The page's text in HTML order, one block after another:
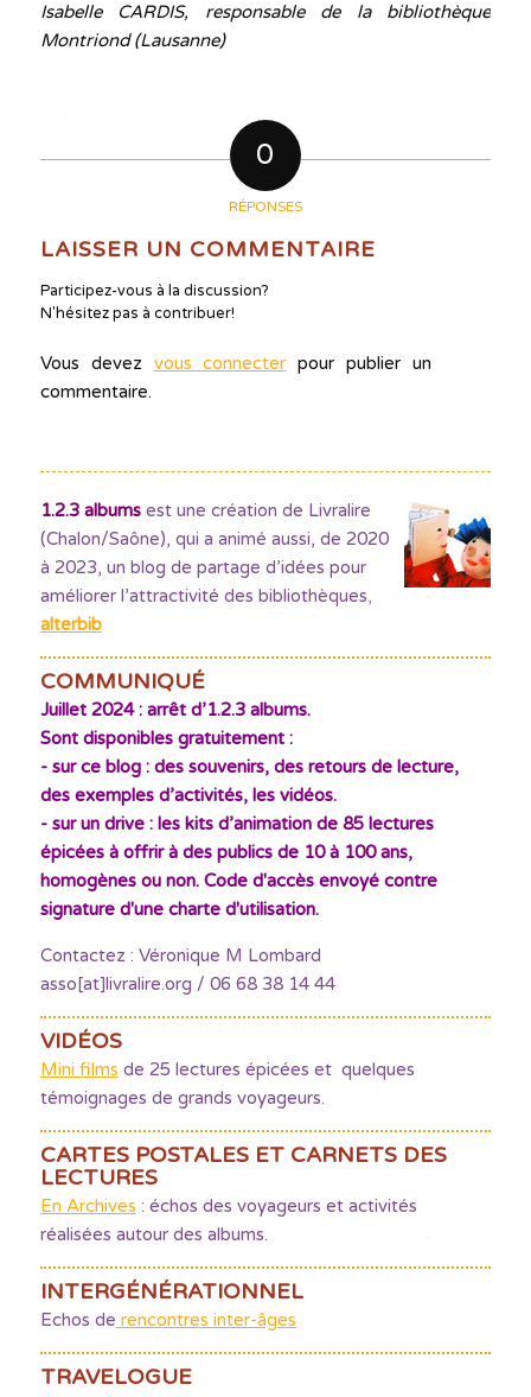
Isabelle CARDIS, responsable de la bibliothèque
Montriond (Lausanne)
0
RÉPONSES
LAISSER UN COMMENTAIRE
Participez-vous à la discussion?
N'hésitez pas à contribuer!
Vous devez vous connecter pour publier un
commentaire.
1.2.3 albumsest une création de Livralire
(Chalon/Saône), qui a animé aussi, de 2020
à 2023, un blog de partage d’idées pour
améliorer l’attractivité des bibliothèques,
alterbib
COMMUNIQUÉ
Juillet 2024 : arrêt d’1.2.3 albums.
Sont disponibles gratuitement :
- sur ce blog : des souvenirs, des retours de lecture,
des exemples d’activités, les vidéos.
- sur un drive : les kits d’animation de 85 lectures
épicées à offrir à des publics de 10 à 100 ans,
homogènes ou non. Code d'accès envoyé contre
signature d'une charte d'utilisation.
Contactez : Véronique M Lombard
asso[at]livralire.org / 06 68 38 14 44
VIDÉOS
Mini films de 25 lectures épicées et quelques
témoignages de grands voyageurs.
CARTES POSTALES ET CARNETS DES
LECTURES
En Archives : échos des voyageurs et activités
réalisées autour des albums.
INTERGÉNÉRATIONNEL
Echos de rencontres inter-âges
TRAVELOGUE